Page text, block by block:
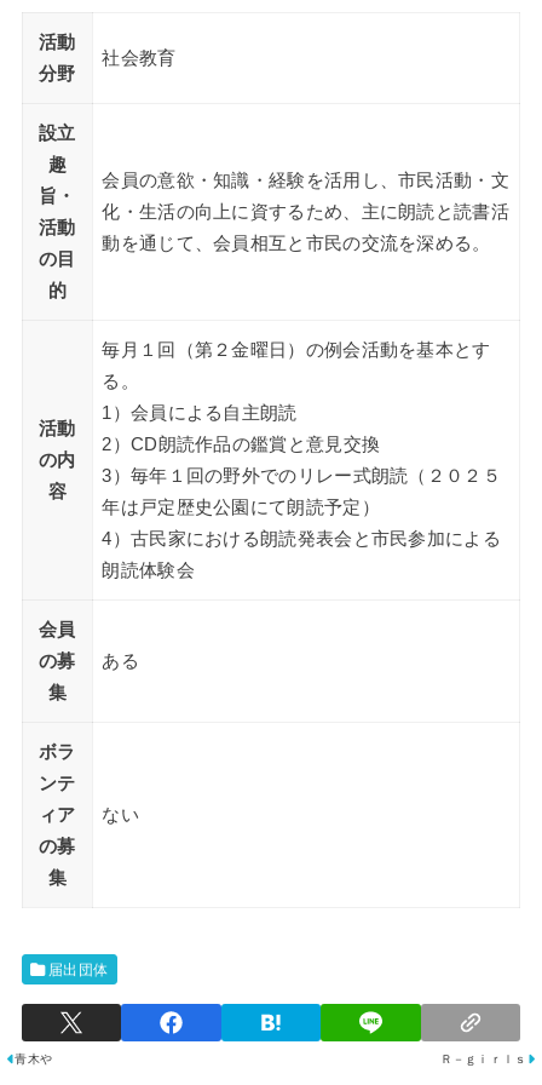
活動
分野
社会教育
設立
趣
旨・
活動
の目
的
会員の意欲・知識・経験を活用し、市民活動・文
化・生活の向上に資するため、主に朗読と読書活
動を通じて、会員相互と市民の交流を深める。
活動
の内
容
毎月１回（第２金曜日）の例会活動を基本とす
る。
1）会員による自主朗読
2）CD朗読作品の鑑賞と意見交換
3）毎年１回の野外でのリレー式朗読（２０２５
年は戸定歴史公園にて朗読予定）
4）古民家における朗読発表会と市民参加による
朗読体験会
会員
の募
集
ある
ボラ
ンテ
ィア
の募
集
ない
届出団体
青木や Ｒ－ｇｉｒｌｓ